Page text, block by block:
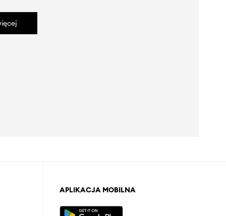
APLIKACJA MOBILNA